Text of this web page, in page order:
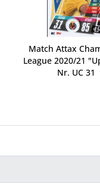
Match Attax
League 2020/21
Nr. UC 31